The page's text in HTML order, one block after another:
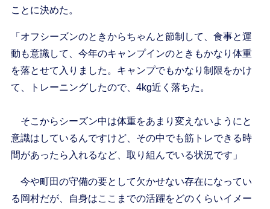
ことに決めた。
「オフシーズンのときからちゃんと節制して、食事と運
動も意識して、今年のキャンプインのときもかなり体重
を落とせて入りました。キャンプでもかなり制限をかけ
て、トレーニングしたので、4kg近く落ちた。
そこからシーズン中は体重をあまり変えないようにと
意識はしているんですけど、その中でも筋トレできる時
間があったら入れるなど、取り組んでいる状況です」
今や町田の守備の要として欠かせない存在になってい
る岡村だが、自身はここまでの活躍をどのくらいイメー